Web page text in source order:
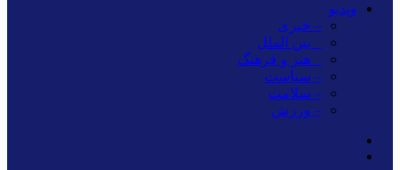
ویدیو
– خبری
_ بین الملل
_ هنر و فرهنگ
– سیاست
– سلامت
– ورزش